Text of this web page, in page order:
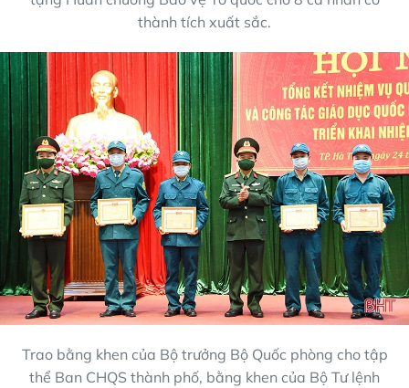
thành tích xuất sắc.
Trao bằng khen của Bộ trưởng Bộ Quốc phòng cho tập
thể Ban CHQS thành phố, bằng khen của Bộ Tư lệnh